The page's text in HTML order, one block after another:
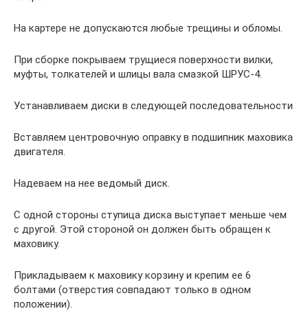
На картере не допускаются любые трещины и обломы.
При сборке покрываем трущиеся поверхности вилки,
муфты, толкателей и шлицы вала смазкой ШРУС-4.
Устанавливаем диски в следующей последовательности
Вставляем центровочную оправку в подшипник маховика
двигателя.
Надеваем на нее ведомый диск.
С одной стороны ступица диска выступает меньше чем
с другой. Этой стороной он должен быть обращен к
маховику.
Прикладываем к маховику корзину и крепим ее 6
болтами (отверстия совпадают только в одном
положении).